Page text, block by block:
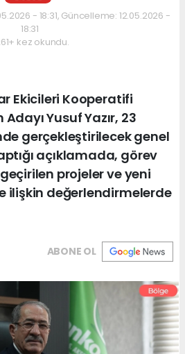
- 18:31, Güncelleme: 12.05.2026 -
18:31
kez okundu.
Ekicileri Kooperatifi
Yusuf Yazır, 23
gerçekleştirilecek genel
açıklamada, görev
projeler ve yeni
ilişkin değerlendirmelerde
ABONE OL